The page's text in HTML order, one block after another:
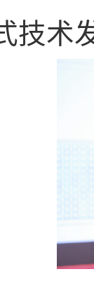
技术